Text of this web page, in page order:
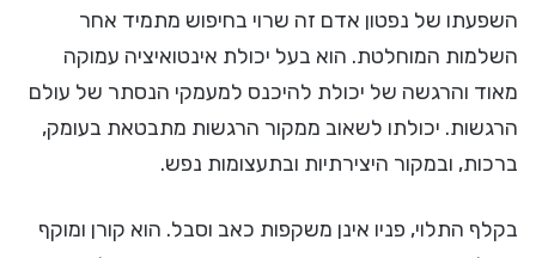
השפעתו של נפטון אדם זה שרוי בחיפוש מתמיד אחר
השלמות המוחלטת. הוא בעל יכולת אינטואיציה עמוקה
מאוד והרגשה של יכולת להיכנס למעמקי הנסתר של עולם
הרגשות. יכולתו לשאוב ממקור הרגשות מתבטאת בעומק,
ברכות, ובמקור היצירתיות ובתעצומות נפש.
בקלף התלוי, פניו אינן משקפות כאב וסבל. הוא קורן ומוקף